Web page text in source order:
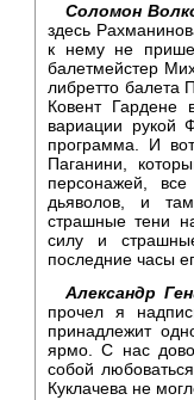
Соломон
здесь
к нему не
балетмейстер
либретто балета
Ковент
вариации рукой
программа. И
Паганини,
персонажей,
дьяволов, и
страшные тени
силу и
последние часы
Александр
прочел я
принадлежит
ярмо. С нас
собой
Куклачева не